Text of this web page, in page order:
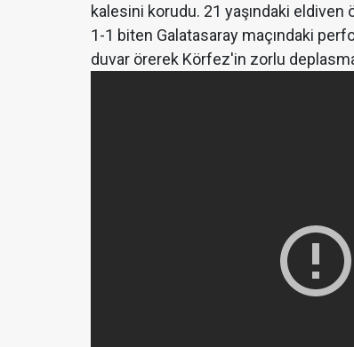
kalesini korudu. 21 yaşındaki
1-1 biten Galatasaray maçındaki
duvar örerek Körfez'in zorlu